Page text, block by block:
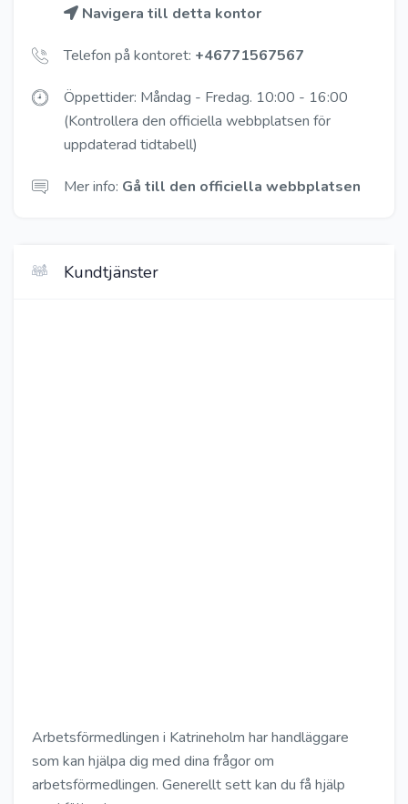
Navigera till detta kontor
Telefon på kontoret: +46771567567
Öppettider: Måndag - Fredag. 10:00 - 16:00
(Kontrollera den officiella webbplatsen för
uppdaterad tidtabell)
Mer info: Gå till den officiella webbplatsen
Kundtjänster
Arbetsförmedlingen i Katrineholm har handläggare
som kan hjälpa dig med dina frågor om
arbetsförmedlingen. Generellt sett kan du få hjälp